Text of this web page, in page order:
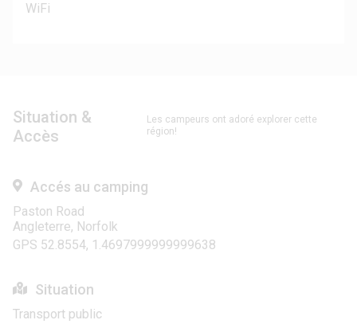
WiFi
Situation &
Accès
Les campeurs ont adoré explorer cette
région!
Accés au camping
Paston Road
Angleterre, Norfolk
GPS 52.8554, 1.4697999999999638
Situation
Transport public